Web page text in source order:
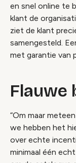
en snel online te
klant de
ziet de klant
samengesteld.
met garantie van
Flauwe
“Om maar
we hebben het
over echte
minimaal één